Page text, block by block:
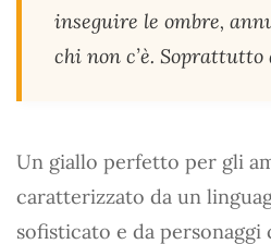
inseguire le ombre,
chi non c’è.
Un giallo perfetto per gli
caratterizzato da un
sofisticato e da